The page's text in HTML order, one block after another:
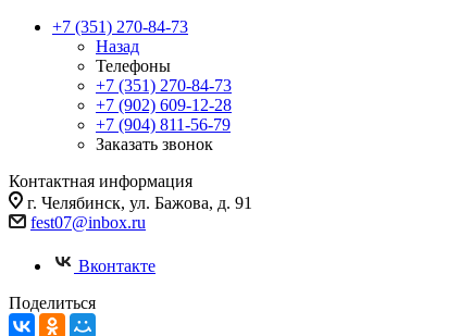
+7 (351) 270-84-73
Назад
Телефоны
+7 (351) 270-84-73
+7 (902) 609-12-28
+7 (904) 811-56-79
Заказать звонок
Контактная информация
г. Челябинск, ул. Бажова, д. 91
fest07@inbox.ru
Вконтакте
Поделиться